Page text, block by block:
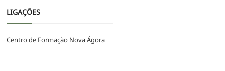
LIGAÇÕES
Centro de Formação Nova Ágora